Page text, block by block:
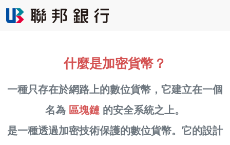
什麼是加密貨幣？
一種只存在於網路上的數位貨幣，它建立在一個
名為 區塊鏈 的安全系統之上。
是一種透過加密技術保護的數位貨幣。它的設計